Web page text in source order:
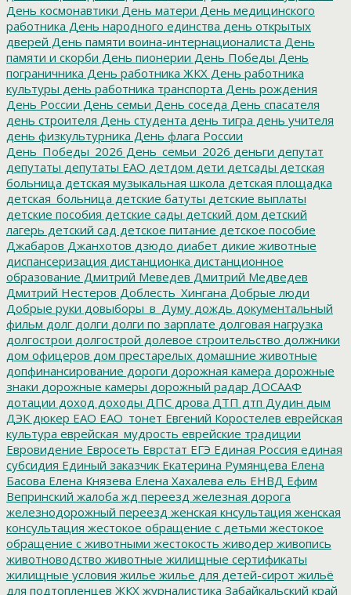
День космонавтики День матери День медицинского
работника День народного единства день открытых
дверей День памяти воина-интернационалиста День
памяти и скорби День пионерии День Победы День
пограничника День работника ЖКХ День работника
культуры день работника транспорта День рождения
День России День семьи День соседа День спасателя
день строителя День студента день тигра день учителя
день физкультурника День флага России
День_Победы_2026 День_семьи_2026 деньги депутат
депутаты депутаты ЕАО детдом дети детсады детская
больница детская музыкальная школа детская площадка
детская_больница детские батуты детские выплаты
детские пособия детские сады детский дом детский
лагерь детский сад детское питание детское пособие
Джабаров Джанхотов дзюдо диабет дикие животные
диспансеризация дистанционка дистанционное
образование Дмитрий Меведев Дмитрий Медведев
Дмитрий Нестеров Доблесть_Хингана Добрые люди
Добрые руки довыборы_в_Думу дождь документальный
фильм долг долги долги по зарплате долговая нагрузка
долгострои долгострой долевое строительство должники
дом офицеров дом престарелых домашние животные
допфинансирование дороги дорожная камера дорожные
знаки дорожные камеры дорожный радар ДОСААФ
дотации доход доходы ДПС дрова ДТП дтп Дудин дым
ДЭК дюкер ЕАО ЕАО_тонет Евгений Коростелев еврейская
культура еврейская_мудрость еврейские традиции
Евровидение Евросеть Еврстат ЕГЭ Единая Россия единая
субсидия Единый заказчик Екатерина Румянцева Елена
Басова Елена Князева Елена Хахалева ель ЕНВД Ефим
Вепринский жалоба жд переезд железная дорога
железнодорожный переезд женская кнсультация женская
консультация жестокое обращение с детьми жестокое
обращение с животными жестокость живодер живопись
животноводство животные жилищные сертификаты
жилищные условия жилье жилье для детей-сирот жильё
для подтопленцев ЖКХ журналистика Забайкальский край